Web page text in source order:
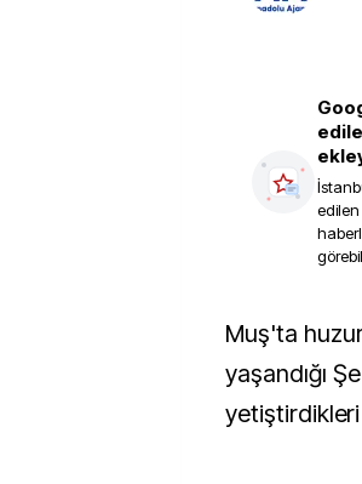
Muş'ta huzur ve güven ortamıyla geri dönüşlerin
yaşandığı
yetiştirdikleri